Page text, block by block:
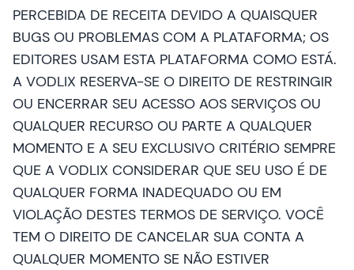
PERCEBIDA DE RECEITA DEVIDO A QUAISQUER
BUGS OU PROBLEMAS COM A PLATAFORMA; OS
EDITORES USAM ESTA PLATAFORMA COMO ESTÁ.
A VODLIX RESERVA-SE O DIREITO DE RESTRINGIR
OU ENCERRAR SEU ACESSO AOS SERVIÇOS OU
QUALQUER RECURSO OU PARTE A QUALQUER
MOMENTO E A SEU EXCLUSIVO CRITÉRIO SEMPRE
QUE A VODLIX CONSIDERAR QUE SEU USO É DE
QUALQUER FORMA INADEQUADO OU EM
VIOLAÇÃO DESTES TERMOS DE SERVIÇO. VOCÊ
TEM O DIREITO DE CANCELAR SUA CONTA A
QUALQUER MOMENTO SE NÃO ESTIVER